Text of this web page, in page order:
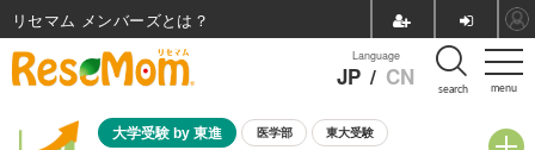
menu
Language
JP / CN search
大学受験 by 東進 医学部 東大受験
リセマム メンバーズ